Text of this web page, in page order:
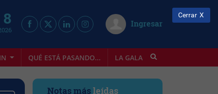
Ingresar
QUÉ ESTÁ PASANDO... LA GALA INFOSTYLE
Notas másleídas
Cerrar